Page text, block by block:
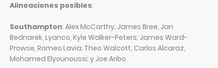
Alineaciones posibles:
Southampton: Alex McCarthy; James Bree, Jan
Bednarek, Lyanco, Kyle Walker-Peters; James Ward-
Prowse, Romeo Lavia; Theo Walcott, Carlos Alcaraz,
Mohamed Elyounoussi; y Joe Aribo.